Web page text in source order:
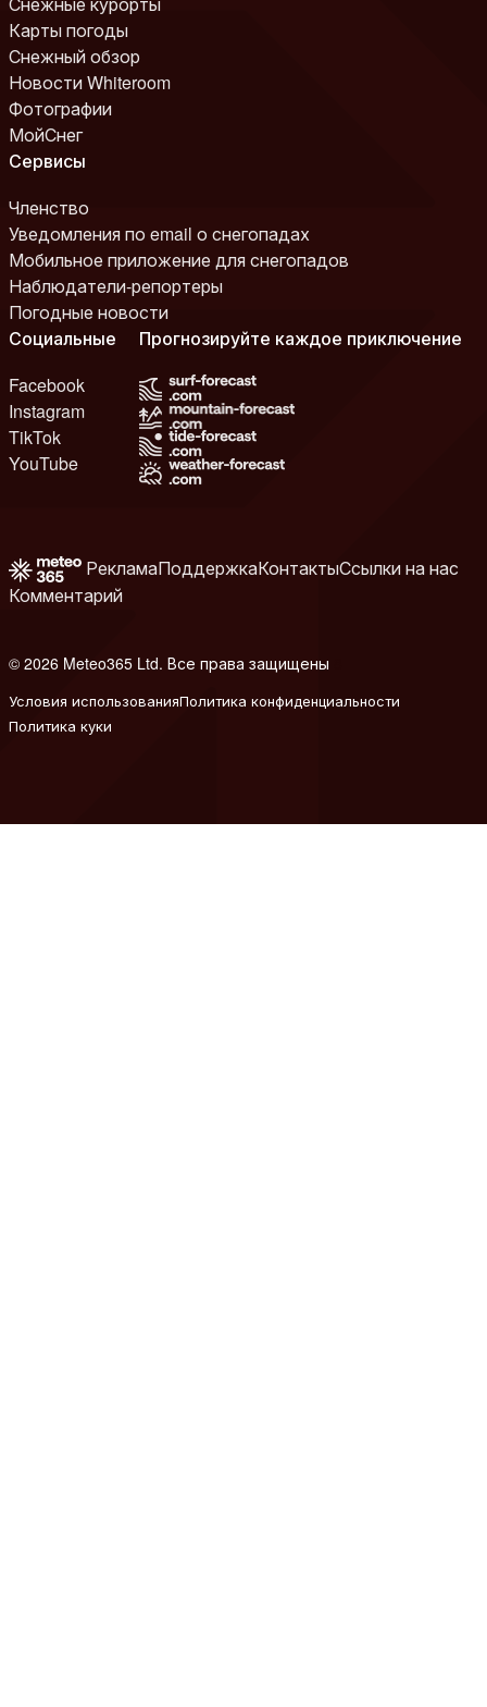
Карты погоды
Снежный обзор
Новости Whiteroom
Фотографии
МойСнег
Сервисы
Членство
Уведомления по email о снегопадах
Мобильное приложение для снегопадов
Наблюдатели-репортеры
Погодные новости
Социальные
Facebook
Instagram
TikTok
YouTube
Прогнозируйте каждое приключение
РекламаПоддержкаКонтактыСсылки на нас
Комментарий
© 2026 Meteo365 Ltd. Все права защищены
Условия использованияПолитика конфиденциальности
Политика куки